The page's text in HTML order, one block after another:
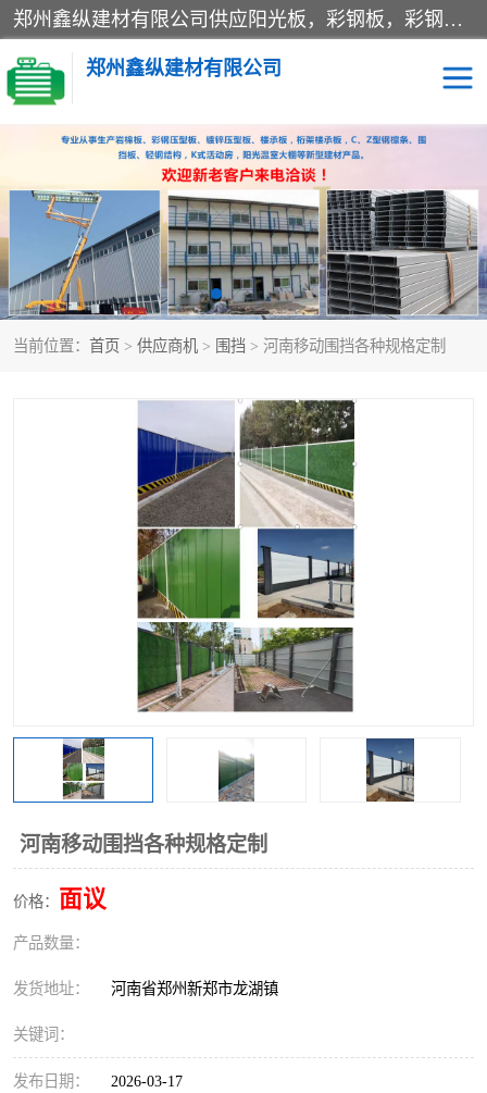
郑州鑫纵建材有限公司供应阳光板，彩钢板，彩钢钢构工程是一家集生产销售租赁安装于一体的企业，主要生产PC采光板，耐力板，仿古琉璃采光板，岩棉板、彩钢压型板、镀锌压型板、桁架楼承板，C、Z型钢檩条、围挡板、轻钢结构，阳光温室大棚等新型建材产品。公司旗下有多台移动式高空压瓦机租赁，承接全国各地业务，专业对外租赁各种型号压瓦机。
郑州鑫纵建材有限公司
当前位置： 首页 > 供应商机 > 围挡 > 河南移动围挡各种规格定制
河南移动围挡各种规格定制
价格： 面议
产品数量：
发货地址： 河南省郑州新郑市龙湖镇
关键词：
发布日期： 2026-03-17
高空瓦机租赁 ASA合成树脂仿古瓦
CZ型钢 FRP采光板
PC多层板 PC耐力板
建筑围挡 楼层板
压型彩钢板
钢结构配件
彩钢板
生产加工单板复合围挡 市